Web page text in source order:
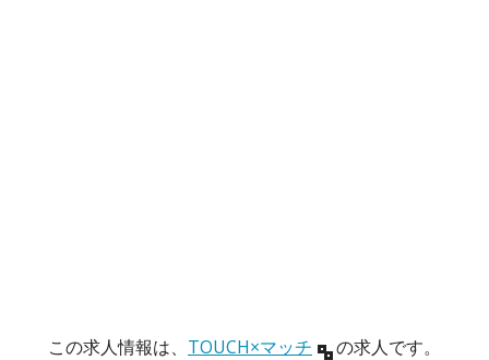
この求人情報は、 TOUCH×マッチ の求人です。